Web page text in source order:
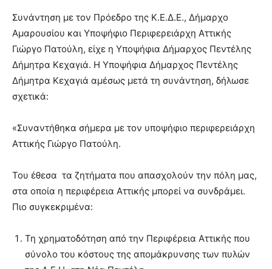
Συνάντηση με τον Πρόεδρο της Κ.Ε.Δ.Ε., Δήμαρχο
Αμαρουσίου και Υποψήφιο Περιφερειάρχη Αττικής
Γιώργο Πατούλη, είχε η Υποψήφια Δήμαρχος Πεντέλης
Δήμητρα Κεχαγιά. Η Υποψήφια Δήμαρχος Πεντέλης
Δήμητρα Κεχαγιά αμέσως μετά τη συνάντηση, δήλωσε
σχετικά:
«Συναντήθηκα σήμερα με τον υποψήφιο περιφερειάρχη
Αττικής Γιώργο Πατούλη.
Του έθεσα τα ζητήματα που απασχολούν την πόλη μας,
στα οποία η περιφέρεια Αττικής μπορεί να συνδράμει.
Πιο συγκεκριμένα:
Τη χρηματοδότηση από την Περιφέρεια Αττικής που
σύνολο του κόστους της απομάκρυνσης των πυλών